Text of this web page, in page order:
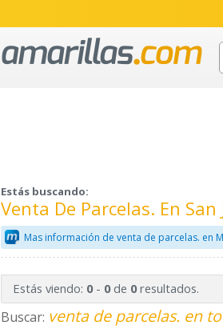
Estás buscando:
Venta De Parcelas. En
Mas información de venta de parcelas. en
Estás viendo: 0- 0de 0resultados.
Buscar: venta de parcelas. en